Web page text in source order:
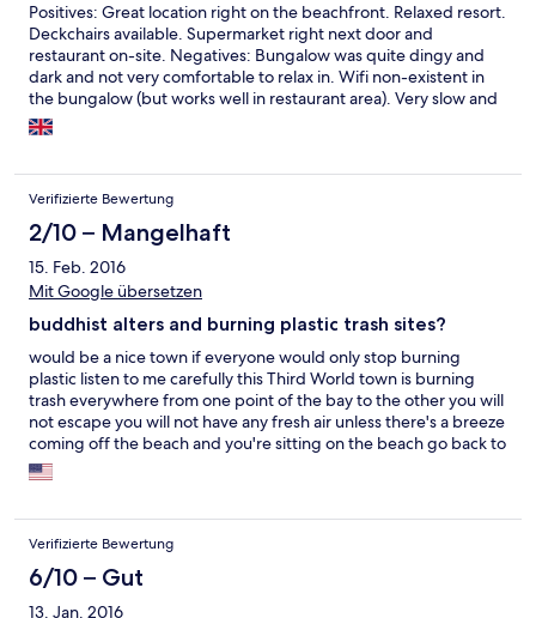
Positives: Great location right on the beachfront. Relaxed resort.
Deckchairs available. Supermarket right next door and
restaurant on-site. Negatives: Bungalow was quite dingy and
dark and not very comfortable to relax in. Wifi non-existent in
the bungalow (but works well in restaurant area). Very slow and
unfriendly check-in, which was a surprise as this was different to
everywhere else we have stayed in Thailand. Some of the staff
Verifizierte Bewertung
2/10 – Mangelhaft
15. Feb. 2016
Mit Google übersetzen
buddhist alters and burning plastic trash sites?
would be a nice town if everyone would only stop burning
plastic listen to me carefully this Third World town is burning
trash everywhere from one point of the bay to the other you will
not escape you will not have any fresh air unless there's a breeze
coming off the beach and you're sitting on the beach go back to
your Bungalo it may very well be filled with the stench of
burning plastic and you will feel ill if you stay very long I had a
feeling alive had he same chest congestion Thai people are
verry bright and I don't know how they do this to themselves
each other and the tourists visiting who are the source of
Verifizierte Bewertung
6/10 – Gut
13. Jan. 2016